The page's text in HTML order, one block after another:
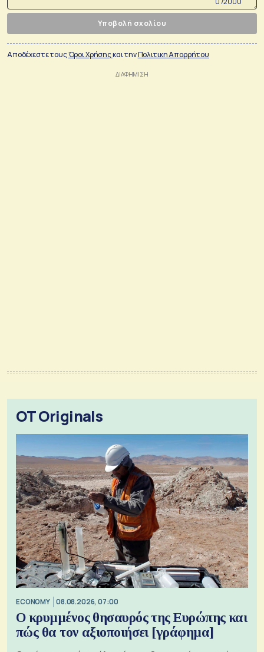
Υποβολή σχολίου
Αποδέχεστε τουςΌροι Χρήσηςκαι τηνΠολιτικη Απορρήτου
OT Originals
ECONOMY 08.08.2026, 07:00
Ο κρυμμένος θησαυρός της Ευρώπης και
πώς θα τον αξιοποιήσει [γράφημα]